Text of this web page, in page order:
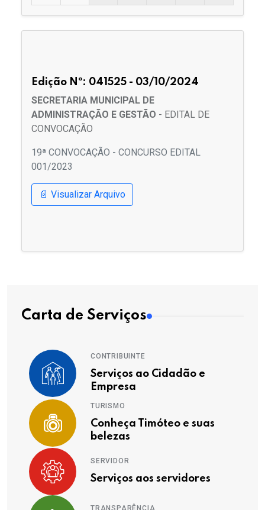
Edição Nº: 041525 - 03/10/2024
SECRETARIA MUNICIPAL DE
ADMINISTRAÇÃO E GESTÃO - EDITAL DE
CONVOCAÇÃO
19ª CONVOCAÇÃO - CONCURSO EDITAL
001/2023
📄 Visualizar Arquivo
Carta de Serviços
CONTRIBUINTE
Serviços ao Cidadão e
Empresa
TURISMO
Conheça Timóteo e suas
belezas
SERVIDOR
Serviços aos servidores
TRANSPARÊNCIA